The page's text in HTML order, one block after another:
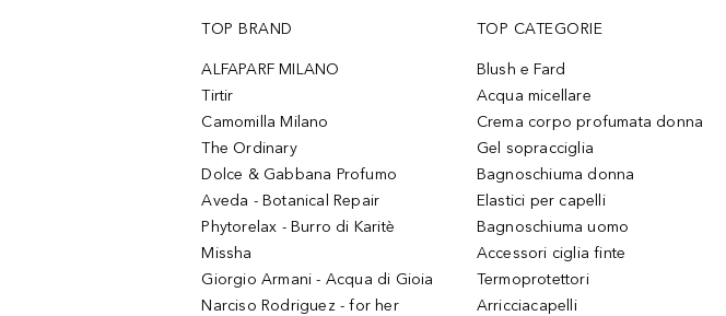
TOP BRAND
ALFAPARF MILANO
Tirtir
Camomilla Milano
The Ordinary
Dolce & Gabbana Profumo
Aveda - Botanical Repair
Phytorelax - Burro di Karitè
Missha
Giorgio Armani - Acqua di Gioia
Narciso Rodriguez - for her
TOP CATEGORIE
Blush e Fard
Acqua micellare
Crema corpo profumata donna
Gel sopracciglia
Bagnoschiuma donna
Elastici per capelli
Bagnoschiuma uomo
Accessori ciglia finte
Termoprotettori
Arricciacapelli